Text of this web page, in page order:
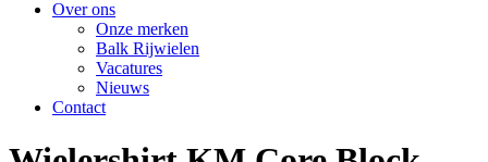
Over ons
Onze merken
Balk Rijwielen
Vacatures
Nieuws
Contact